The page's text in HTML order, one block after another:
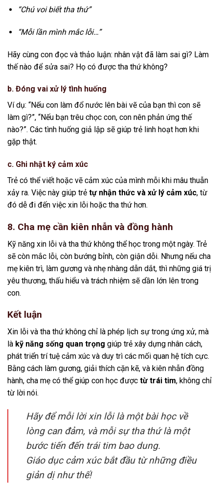
“Chú voi biết tha thứ”
“Mỗi lần mình mắc lỗi…”
Hãy cùng con đọc và thảo luận: nhân vật đã làm sai gì? Làm
thế nào để sửa sai? Họ có được tha thứ không?
b. Đóng vai xử lý tình huống
Ví dụ: “Nếu con làm đổ nước lên bài vẽ của bạn thì con sẽ
làm gì?”, “Nếu bạn trêu chọc con, con nên phản ứng thế
nào?”. Các tình huống giả lập sẽ giúp trẻ linh hoạt hơn khi
gặp thật.
c. Ghi nhật ký cảm xúc
Trẻ có thể viết hoặc vẽ cảm xúc của mình mỗi khi mâu thuẫn
xảy ra. Việc này giúp trẻ tự nhận thức và xử lý cảm xúc, từ
đó dễ đi đến việc xin lỗi hoặc tha thứ hơn.
8. Cha mẹ cần kiên nhẫn và đồng hành
Kỹ năng xin lỗi và tha thứ không thể học trong một ngày. Trẻ
sẽ còn mắc lỗi, còn bướng bỉnh, còn giận dỗi. Nhưng nếu cha
mẹ kiên trì, làm gương và nhẹ nhàng dẫn dắt, thì những giá trị
yêu thương, thấu hiểu và trách nhiệm sẽ dần lớn lên trong
con.
Kết luận
Xin lỗi và tha thứ không chỉ là phép lịch sự trong ứng xử, mà
là kỹ năng sống quan trọng giúp trẻ xây dựng nhân cách,
phát triển trí tuệ cảm xúc và duy trì các mối quan hệ tích cực.
Bằng cách làm gương, giải thích cặn kẽ, và kiên nhẫn đồng
hành, cha mẹ có thể giúp con học được từ trái tim, không chỉ
từ lời nói.
Hãy để mỗi lời xin lỗi là một bài học về
lòng can đảm, và mỗi sự tha thứ là một
bước tiến đến trái tim bao dung.
Giáo dục cảm xúc bắt đầu từ những điều
giản dị như thế!